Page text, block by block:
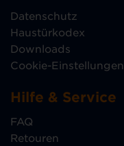
Datenschutz
Haustürkodex
Downloads
Cookie-Einstellungen
Hilfe & Service
FAQ
Retouren